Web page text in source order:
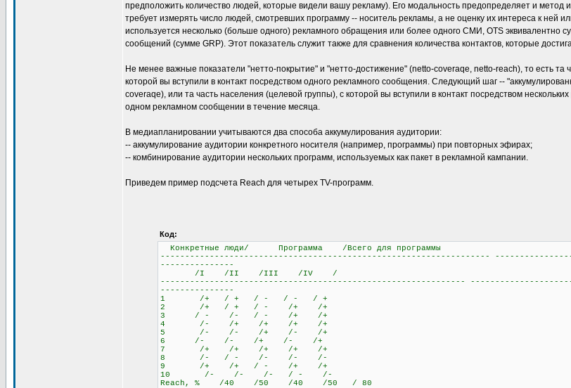
предположить количество людей, которые видели вашу рекламу). Его модальность предопределяет и
требует измерять число людей, смотревших программу -- носитель рекламы, а не оценку их интереса к ней
используется несколько (больше одного) рекламного обращения или более одного СМИ, OTS эквивалентно
сообщений (сумме GRP). Этот показатель служит также для сравнения количества контактов, которые
Не менее важные показатели "нетто-покрытие" и "нетто-достижение" (netto-coveraqe, netto-reach), то есть та
которой вы вступили в контакт посредством одного рекламного сообщения. Следующий шаг --
coveraqe), или та часть населения (целевой группы), с которой вы вступили в контакт посредством
одном рекламном сообщении в течение месяца.
В медиапланировании учитываются два способа аккумулирования аудитории:
-- аккумулирование аудитории конкретного носителя (например, программы) при повторных эфирах;
-- комбинирование аудитории нескольких программ, используемых как пакет в рекламной кампании.
Приведем пример подсчета Reach для четырех TV-программ.
Код:
Конкретные люди/ Программа /Всего для программы
-------------------------------------------------------------------
---------------
/I /II /III /IV /
--------------------------------------------------------------
---------------
1 /+ / + / - / - / +
2 /+ / + / - /+ /+
3 / - /- / - /+ /+
4 /- /+ /+ /+ /+
5 /- /- /+ /- /+
6 /- /- /+ /- /+
7 /+ /+ /+ /+ /+
8 /- / - /- /- /-
9 /+ /+ / - /+ /+
10 /- /- /- / - /-
Reach, % /40 /50 /40 /50 / 80